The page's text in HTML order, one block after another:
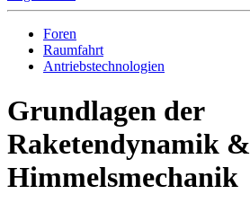
Foren
Raumfahrt
Antriebstechnologien
Grundlagen der
Raketendynamik &
Himmelsmechanik